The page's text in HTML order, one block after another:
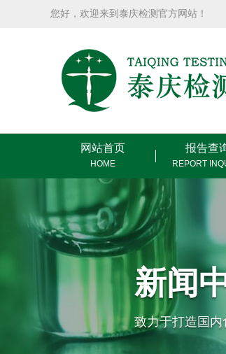
您好，欢迎来到泰庆检测官方网站！
网站首页
HOME
报告查
REPORT
新闻
致力于打造国